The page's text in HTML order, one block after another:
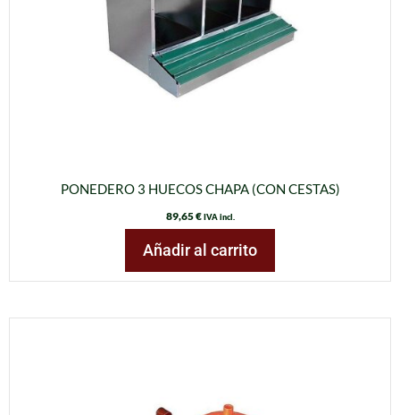
PONEDERO 3 HUECOS CHAPA (CON CESTAS)
89,65€ IVA incl.
Añadir al carrito